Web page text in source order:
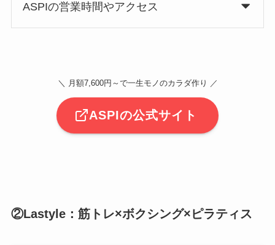
ASPIの営業時間やアクセス
＼ 月額7,600円～で一生モノのカラダ作り ／
ASPIの公式サイト
②Lastyle：筋トレ×ボクシング×ピラティス